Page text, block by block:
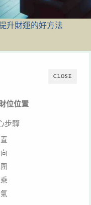
升財運的好方法
CLOSE
位位置
步驟